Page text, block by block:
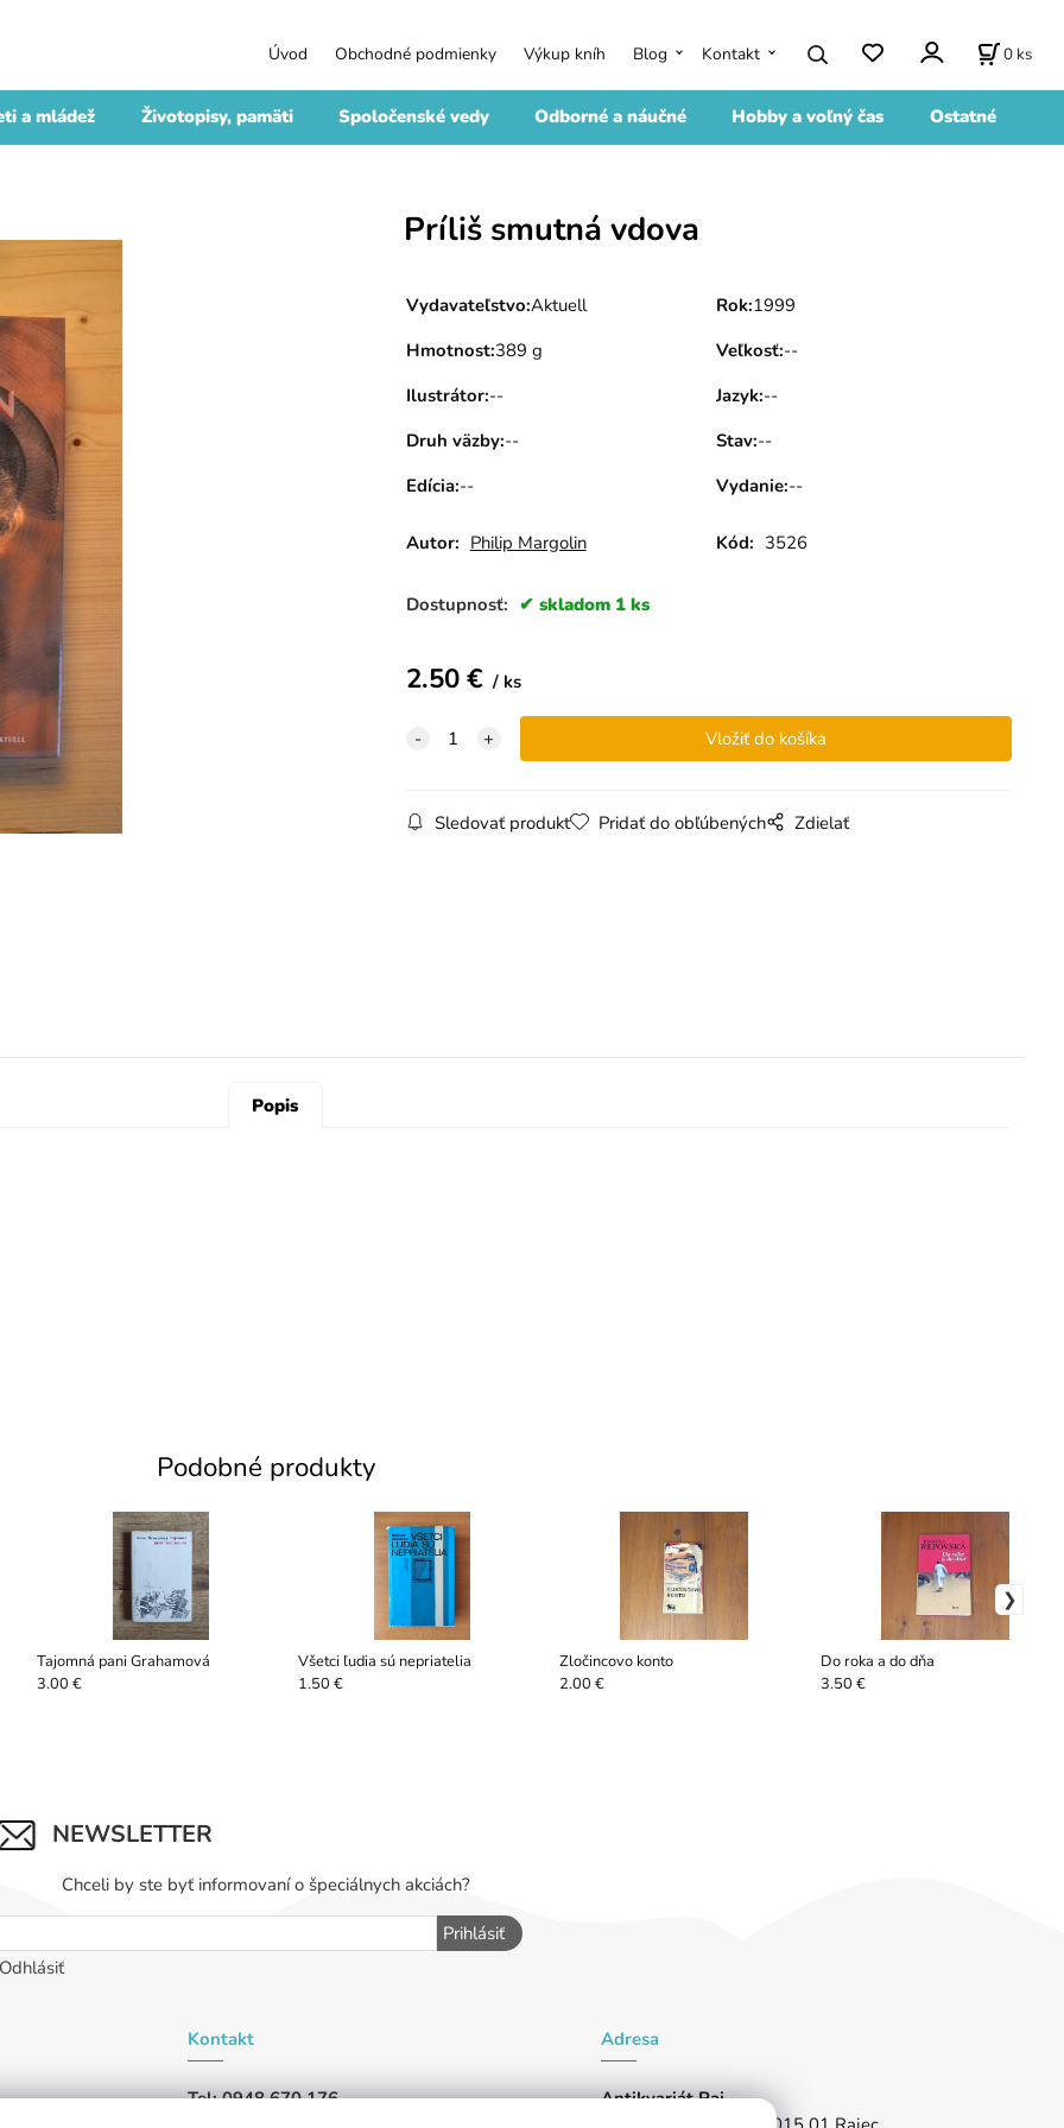
a mládež Životopisy, pamäti Spoločenské vedy Odborné a náučné Hobby a voľný čas Ostatné
Úvod Obchodné podmienky Výkup kníh Blog Kontakt 0 ks
Príliš smutná vdova
Vydavateľstvo:Aktuell Rok:1999
Hmotnost:389 g Veľkosť:--
Ilustrátor:-- Jazyk:--
Druh väzby:-- Stav:--
Edícia:-- Vydanie:--
Autor: Philip Margolin Kód: 3526
Dostupnosť: skladom 1 ks
2.50€ ks
Sledovať produkt Pridať do obľúbených Zdielať
Popis
Podobné produkty
Tajomná pani Grahamová
3.00 €
Všetci ľudia sú nepriatelia
1.50 €
Zločincovo konto
2.00 €
Do roka a do dňa
3.50 €
NEWSLETTER
Chceli by ste byť informovaní o špeciálnych akciách?
Prihlásiť
Odhlásiť
Kontakt
Tel: 0948 670 176
Adresa
Antikvariát Raj